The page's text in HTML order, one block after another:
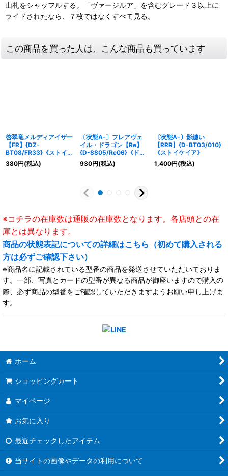
山札をシャッフルする。「ヴァージルア」を含むグレード３以上に
ライドされたなら、７枚ではなくすべて見る。
この商品を買った人は、こんな商品も買っています
啓翠竜メルディアイザー
【FR】{DZ-
BT08/FR33}《ストイケ
イア》
380円(税込)
〔状態A-〕フレアヴェ
イル・ドラゴン【Re】
{D-SS05/Re06}《ドラ
ゴンエンパイア》
930円(税込)
〔状態A-〕影纏い
【RRR】{D-BT03/010}
《ストイケイア》
1,400円(税込)
※コチラの在庫数は通販の在庫数となります。各店頭との在
庫とは異なります。
商品の状態表記についての詳細はこちら（初めて購入される
方は必ずご確認下さい）
※商品名に記載されている型番の商品を発送させていただいておりま
す。一部、写真とカードの型番が異なる商品が御座いますので購入の
際、必ず商品の型番をご確認していただきますようお願い申し上げま
す。
ホーム
ショッピングカート
マイページ
お気に入り
最近チェックしたアイテム
当サイトの画像やデータの利用について